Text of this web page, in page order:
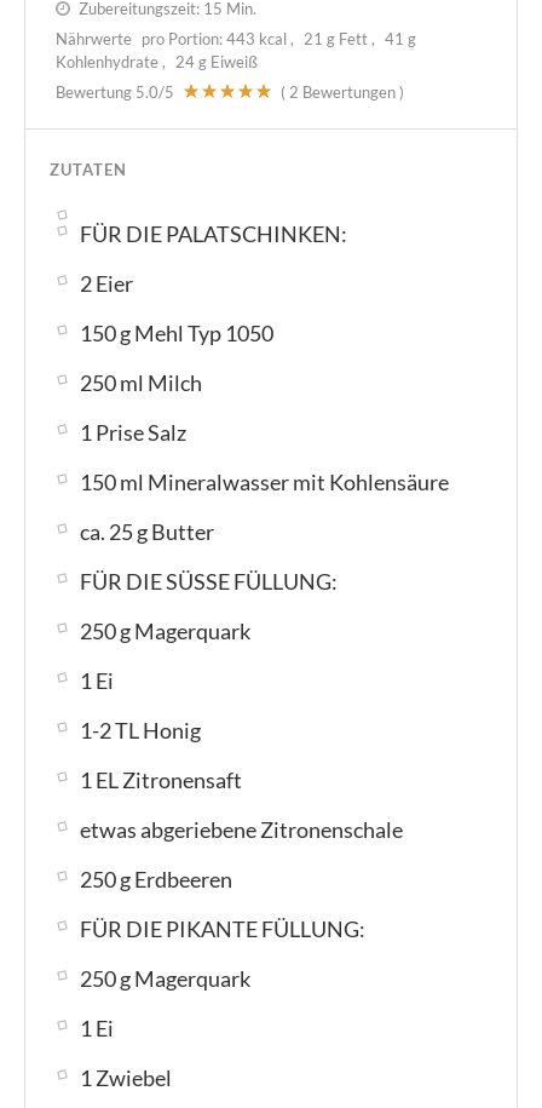
Zubereitungszeit: 15 Min.
Nährwerte pro Portion:443 kcal 21 g Fett
41 g
Kohlenhydrate
24 g Eiweiß
Bewertung 5.0/5 ( 2 Bewertungen )
ZUTATEN
FÜR DIE PALATSCHINKEN:
2 Eier
150 g Mehl Typ 1050
250 ml Milch
1 Prise Salz
150 ml Mineralwasser mit Kohlensäure
ca. 25 g Butter
FÜR DIE SÜSSE FÜLLUNG:
250 g Magerquark
1 Ei
1-2 TL Honig
1 EL Zitronensaft
etwas abgeriebene Zitronenschale
250 g Erdbeeren
FÜR DIE PIKANTE FÜLLUNG:
250 g Magerquark
1 Ei
1 Zwiebel